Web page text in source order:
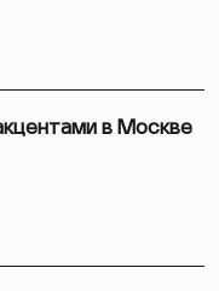
в Москве